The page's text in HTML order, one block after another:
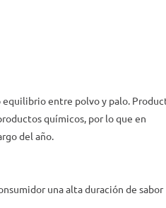
equilibrio entre polvo y palo.
químicos, por lo que en
del año.
una alta duración de sabor